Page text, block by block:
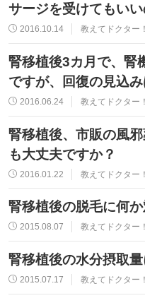
サージを受けてもい
2016.10.14 教えてドクター！
腎移植後3カ月で、腎
ですが、回復の見込
2016.06.24 教えてドクター！
腎移植後、市販の風
も大丈夫ですか？
2016.01.22 教えてドクター！
腎移植後の脱毛に何
2015.08.07 教えてドクター！
腎移植後の水分摂取
2015.07.17 教えてドクター！